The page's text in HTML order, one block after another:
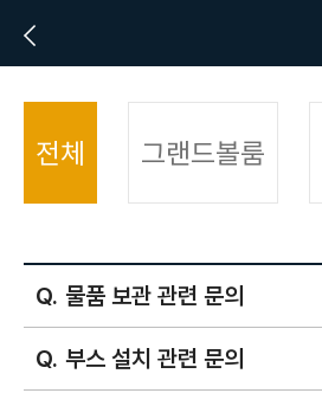
전체 그랜드볼룸
물품 보관 관련 문의
부스 설치 관련 문의